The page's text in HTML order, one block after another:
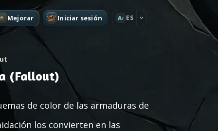
Mejorar Iniciar sesión A ES
(Fallout)
de color de las armaduras de
los convierten en las